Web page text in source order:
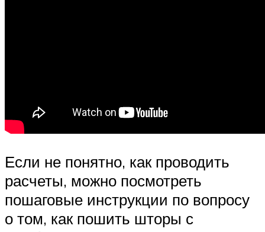
Если не понятно, как проводить
расчеты, можно посмотреть
пошаговые инструкции по вопросу
о том, как пошить шторы с